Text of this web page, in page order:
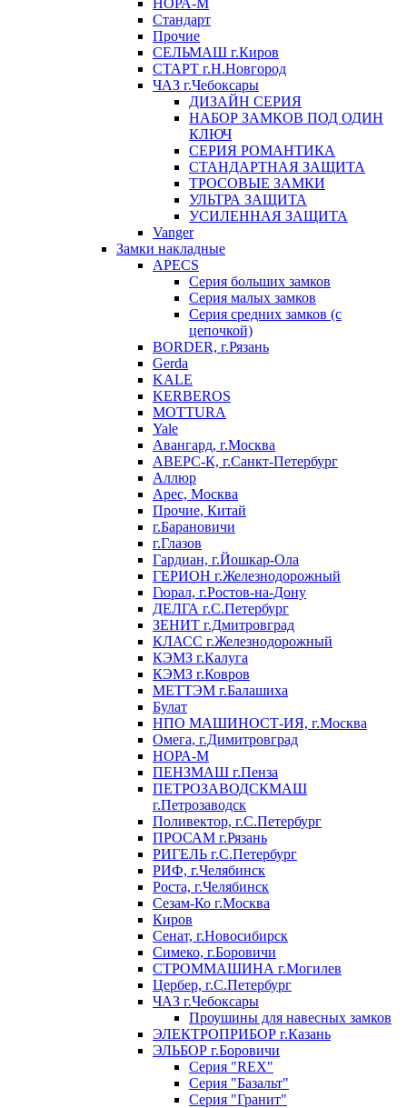
НОРА-М
Стандарт
Прочие
СЕЛЬМАШ г.Киров
СТАРТ г.Н.Новгород
ЧАЗ г.Чебоксары
ДИЗАЙН СЕРИЯ
НАБОР ЗАМКОВ ПОД ОДИН
КЛЮЧ
СЕРИЯ РОМАНТИКА
СТАНДАРТНАЯ ЗАЩИТА
ТРОСОВЫЕ ЗАМКИ
УЛЬТРА ЗАЩИТА
УСИЛЕННАЯ ЗАЩИТА
Vanger
Замки накладные
APECS
Серия больших замков
Серия малых замков
Серия средних замков (с
цепочкой)
BORDER, г.Рязань
Gerda
KALE
KERBEROS
MOTTURA
Yale
Авангард, г.Москва
АВЕРС-К, г.Санкт-Петербург
Аллюр
Арес, Москва
Прочие, Китай
г.Барановичи
г.Глазов
Гардиан, г.Йошкар-Ола
ГЕРИОН г.Железнодорожный
Гюрал, г.Ростов-на-Дону
ДЕЛГА г.С.Петербург
ЗЕНИТ г.Дмитровград
КЛАСС г.Железнодорожный
КЭМЗ г.Калуга
КЭМЗ г.Ковров
МЕТТЭМ г.Балашиха
Булат
НПО МАШИНОСТ-ИЯ, г.Москва
Омега, г.Димитровград
НОРА-М
ПЕНЗМАШ г.Пенза
ПЕТРОЗАВОДСКМАШ
г.Петрозаводск
Поливектор, г.С.Петербург
ПРОСАМ г.Рязань
РИГЕЛЬ г.С.Петербург
РИФ, г.Челябинск
Роста, г.Челябинск
Сезам-Ко г.Москва
Киров
Сенат, г.Новосибирск
Симеко, г.Боровичи
СТРОММАШИНА г.Могилев
Цербер, г.С.Петербург
ЧАЗ г.Чебоксары
Проушины для навесных замков
ЭЛЕКТРОПРИБОР г.Казань
ЭЛЬБОР г.Боровичи
Серия "REX"
Серия "Базальт"
Серия "Гранит"